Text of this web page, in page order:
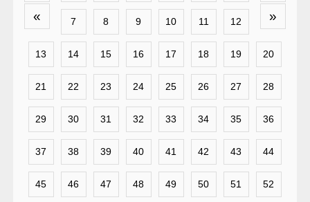
«
»
7 8 9 10 11 12
13 14 15 16 17 18 19 20
21 22 23 24 25 26 27 28
29 30 31 32 33 34 35 36
37 38 39 40 41 42 43 44
45 46 47 48 49 50 51 52